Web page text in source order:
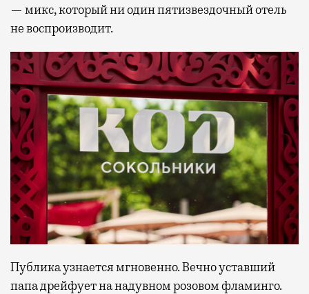
— микс, который ни один пятизвездочный отель
не воспроизводит.
Публика узнается мгновенно. Вечно уставший
папа дрейфует на надувном розовом фламинго.